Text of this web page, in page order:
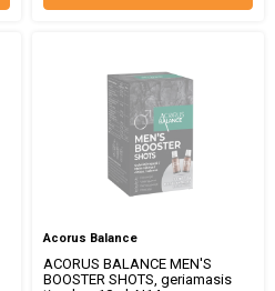
Acorus Balance
ACORUS BALANCE MEN'S
BOOSTER SHOTS, geriamasis